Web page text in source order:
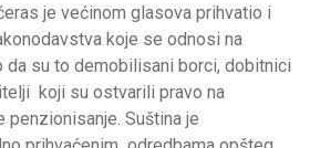
je većinom glasova prihvatio i
koje se odnosi na
da su to demobilisani borci, dobitnici
koji su ostvarili pravo na
penzionisanje. Suština je